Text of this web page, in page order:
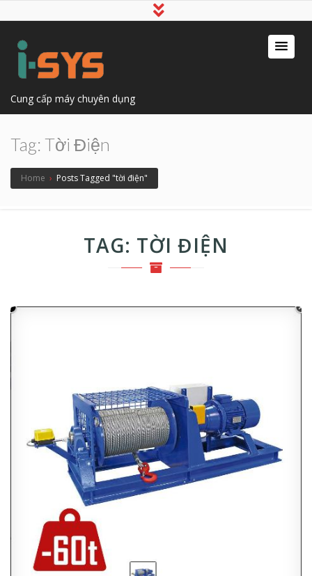
Cung cấp máy chuyên dụng
Tag: Tời Điện
Home › Posts Tagged "tời điện"
TAG: TỜI ĐIỆN